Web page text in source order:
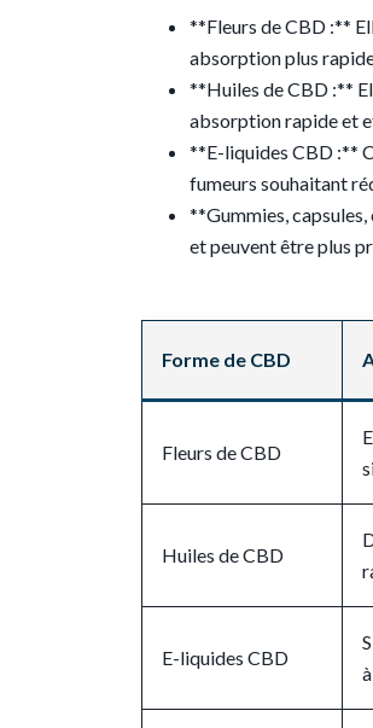
**Fleurs de CBD :**
absorption plus
**Huiles de CBD :**
absorption rapide et
**E-liquides CBD :**
fumeurs souhaitant
**Gummies,
et peuvent être plus
Forme de CBD
Fleurs de CBD
Huiles de CBD
E-liquides CBD